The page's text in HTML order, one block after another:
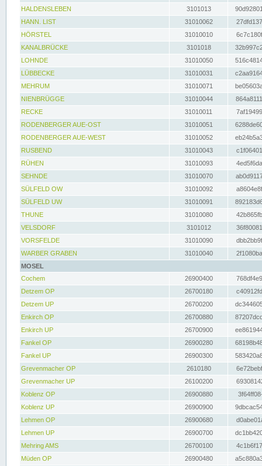
HALDENSLEBEN
3101013
HANN. LIST
31010062
HÖRSTEL
31010010
KANALBRÜCKE
3101018
LOHNDE
31010050
LÜBBECKE
31010031
MEHRUM
31010071
NIENBRÜGGE
31010044
RECKE
31010011
RODENBERGER AUE-OST
31010051
RODENBERGER AUE-WEST
31010052
RUSBEND
31010043
RÜHEN
31010093
SEHNDE
31010070
SÜLFELD OW
31010092
SÜLFELD UW
31010091
THUNE
31010080
VELSDORF
3101012
VORSFELDE
31010090
WARBER GRABEN
31010040
MOSEL
Cochem
26900400
Detzem OP
26700180
Detzem UP
26700200
Enkirch OP
26700880
Enkirch UP
26700900
Fankel OP
26900280
Fankel UP
26900300
Grevenmacher OP
2610180
Grevenmacher UP
26100200
Koblenz OP
26900880
Koblenz UP
26900900
Lehmen OP
26900680
Lehmen UP
26900700
Mehring AMS
26700100
Müden OP
26900480